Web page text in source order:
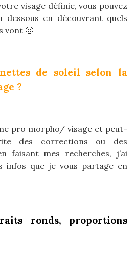
visage définie, vous pouvez
en découvrant quels
vont 🙂
de soleil selon la
?
pro morpho/ visage et peut-
des corrections ou des
faisant mes recherches, j’ai
infos que je vous partage en
ronds, proportions